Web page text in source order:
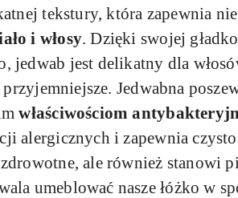
tekstury, która zapewnia
i włosy. Dzięki swojej
jedwab jest delikatny dla
Jedwabna
właściwościom
alergicznych i zapewnia
ale również stanowi
umeblować nasze łóżko w